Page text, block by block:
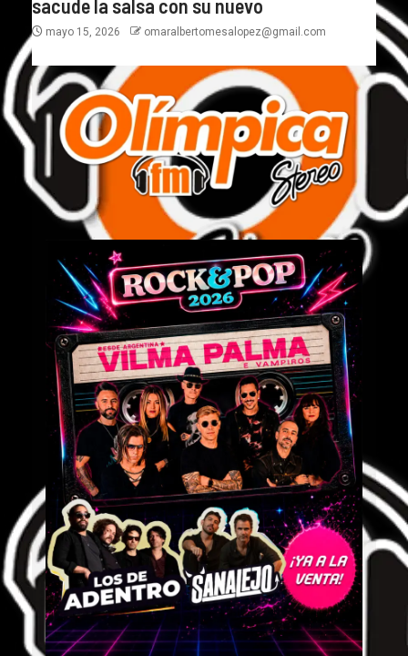
sacude la salsa con su nuevo
mayo 15, 2026 omaralbertomesalopez@gmail.com